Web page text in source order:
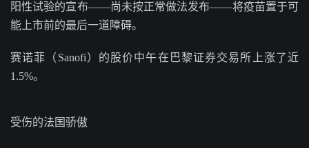
阳性试验的宣布——尚未按正常做法发布——将疫苗置于可
能上市前的最后一道障碍。
赛诺菲（Sanofi）的股价中午在巴黎证券交易所上涨了近
1.5%。
受伤的法国骄傲